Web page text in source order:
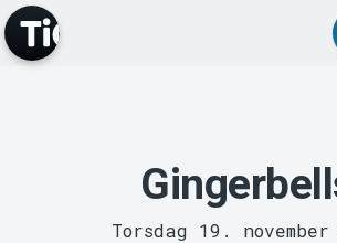
MyTickster
Torsdag 19. november